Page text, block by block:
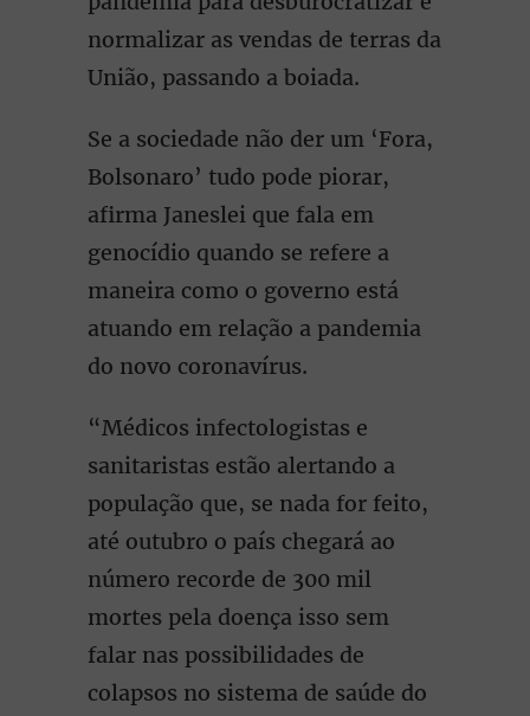
normalizar as vendas de terras da
União, passando a boiada.
Se a sociedade não der um ‘Fora,
Bolsonaro’ tudo pode piorar,
afirma Janeslei que fala em
genocídio quando se refere a
maneira como o governo está
atuando em relação a pandemia
do novo coronavírus.
“Médicos infectologistas e
sanitaristas estão alertando a
população que, se nada for feito,
até outubro o país chegará ao
número recorde de 300 mil
mortes pela doença isso sem
falar nas possibilidades de
colapsos no sistema de saúde do